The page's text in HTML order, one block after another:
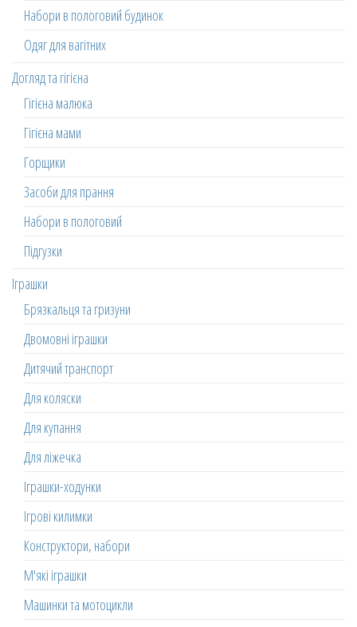
Набори в пологовий будинок
Одяг для вагітних
Догляд та гігієна
Гігієна малюка
Гігієна мами
Горщики
Засоби для прання
Набори в пологовий
Підгузки
Іграшки
Брязкальця та гризуни
Двомовні іграшки
Дитячий транспорт
Для коляски
Для купання
Для ліжечка
Іграшки-ходунки
Ігрові килимки
Конструктори, набори
М'які іграшки
Машинки та мотоцикли